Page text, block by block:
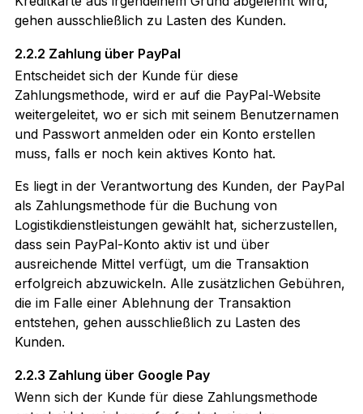
gehen ausschließlich zu Lasten des Kunden.
2.2.2 Zahlung über PayPal
Entscheidet sich der Kunde für diese
Zahlungsmethode, wird er auf die PayPal-Website
weitergeleitet, wo er sich mit seinem Benutzernamen
und Passwort anmelden oder ein Konto erstellen
muss, falls er noch kein aktives Konto hat.
Es liegt in der Verantwortung des Kunden, der PayPal
als Zahlungsmethode für die Buchung von
Logistikdienstleistungen gewählt hat, sicherzustellen,
dass sein PayPal-Konto aktiv ist und über
ausreichende Mittel verfügt, um die Transaktion
erfolgreich abzuwickeln. Alle zusätzlichen Gebühren,
die im Falle einer Ablehnung der Transaktion
entstehen, gehen ausschließlich zu Lasten des
Kunden.
2.2.3 Zahlung über Google Pay
Wenn sich der Kunde für diese Zahlungsmethode